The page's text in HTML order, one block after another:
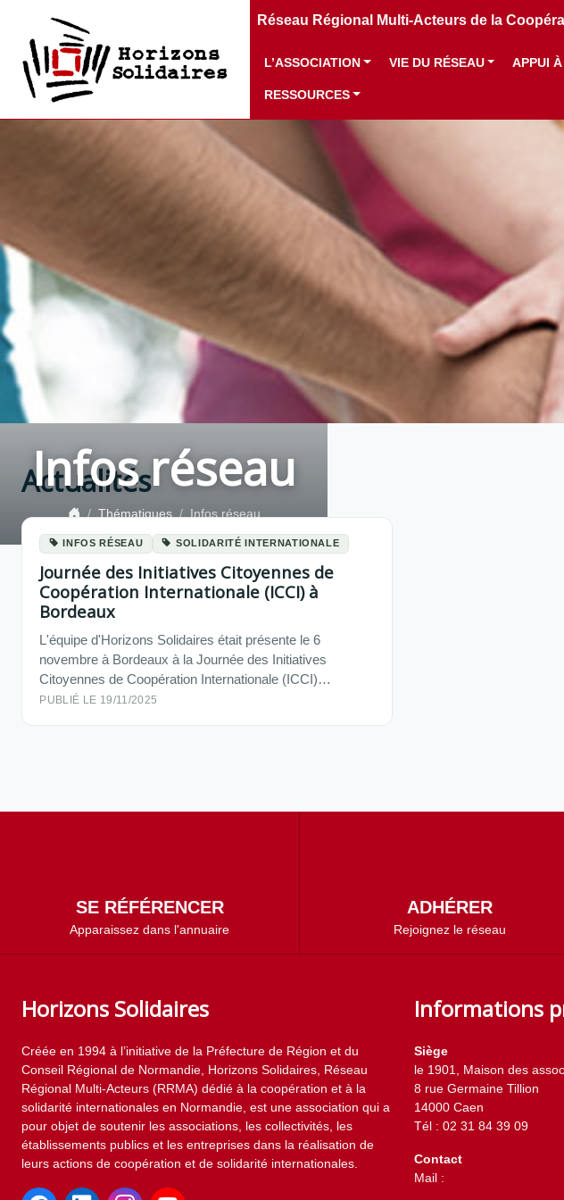
Réseau Régional Multi-Acteurs de la
L’ASSOCIATION VIE DU RÉSEAU APPUI
RESSOURCES
Infos réseau
Thématiques Infos réseau
Actualités
INFOS RÉSEAU SOLIDARITÉ INTERNATIONALE
Journée des Initiatives Citoyennes de
Coopération Internationale (ICCI) à
Bordeaux
L'équipe d'Horizons Solidaires était présente le 6
novembre à Bordeaux à la Journée des Initiatives
Citoyennes de Coopération Internationale (ICCI)…
PUBLIÉ LE 19/11/2025
SE RÉFÉRENCER
Apparaissez dans l'annuaire
ADHÉRER
Rejoignez le réseau
Horizons Solidaires
Créée en 1994 à l’initiative de la Préfecture de Région et du
Conseil Régional de Normandie, Horizons Solidaires, Réseau
Régional Multi-Acteurs (RRMA) dédié à la coopération et à la
solidarité internationales en Normandie, est une association qui a
pour objet de soutenir les associations, les collectivités, les
établissements publics et les entreprises dans la réalisation de
leurs actions de coopération et de solidarité internationales.
Informations
Siège
le 1901, Maison des
8 rue Germaine Tillion
14000 Caen
Tél : 02 31 84 39 09
Contact
Mail :